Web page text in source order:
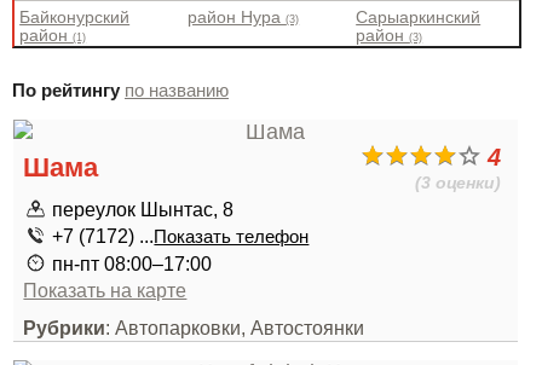
Байконурский
район(1)
район Нура(3)
Сарыаркинский
район(3)
По рейтингу по названию
4
(3 оценки)
Шама
переулок Шынтас, 8
+7 (7172) ...Показать телефон
пн-пт 08:00–17:00
Показать на карте
Рубрики: Автопарковки, Автостоянки